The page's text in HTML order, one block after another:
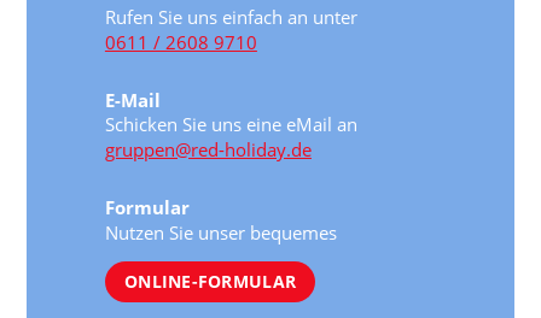
Rufen Sie uns einfach an unter
0611 / 2608 9710
E-Mail
Schicken Sie uns eine eMail an
gruppen@red-holiday.de
Formular
Nutzen Sie unser bequemes
ONLINE-FORMULAR